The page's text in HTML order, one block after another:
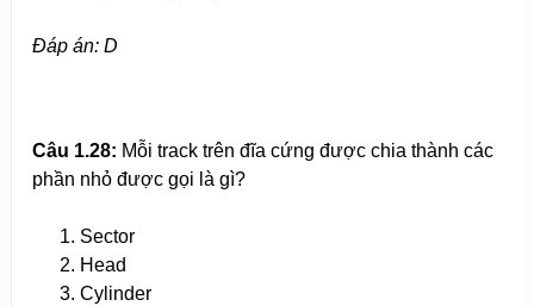
Đáp án: D
Câu 1.28: Mỗi track trên đĩa cứng được chia thành các
phần nhỏ được gọi là gì?
Sector
Head
Cylinder